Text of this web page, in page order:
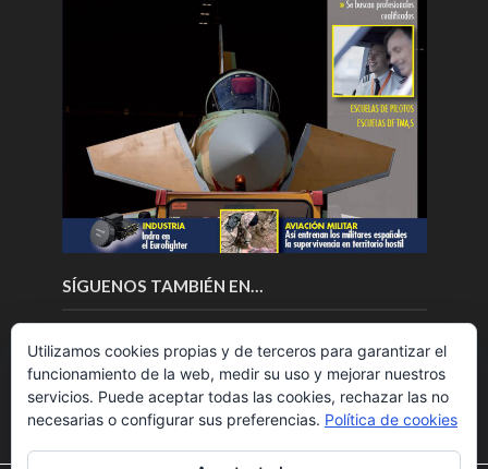
SÍGUENOS TAMBIÉN EN…
Utilizamos cookies propias y de terceros para garantizar el
funcionamiento de la web, medir su uso y mejorar nuestros
servicios. Puede aceptar todas las cookies, rechazar las no
necesarias o configurar sus preferencias. Política de cookies